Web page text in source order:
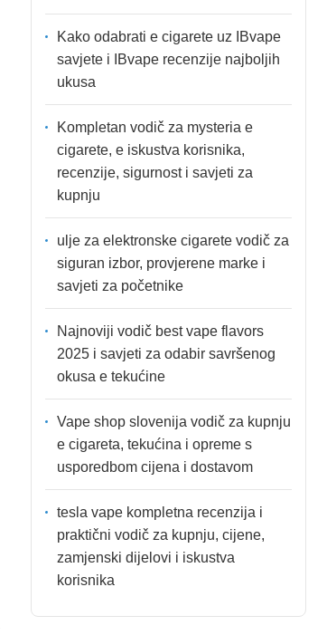
Kako odabrati e cigarete uz IBvape
savjete i IBvape recenzije najboljih
ukusa
Kompletan vodič za mysteria e
cigarete, e iskustva korisnika,
recenzije, sigurnost i savjeti za
kupnju
ulje za elektronske cigarete vodič za
siguran izbor, provjerene marke i
savjeti za početnike
Najnoviji vodič best vape flavors
2025 i savjeti za odabir savršenog
okusa e tekućine
Vape shop slovenija vodič za kupnju
e cigareta, tekućina i opreme s
usporedbom cijena i dostavom
tesla vape kompletna recenzija i
praktični vodič za kupnju, cijene,
zamjenski dijelovi i iskustva
korisnika